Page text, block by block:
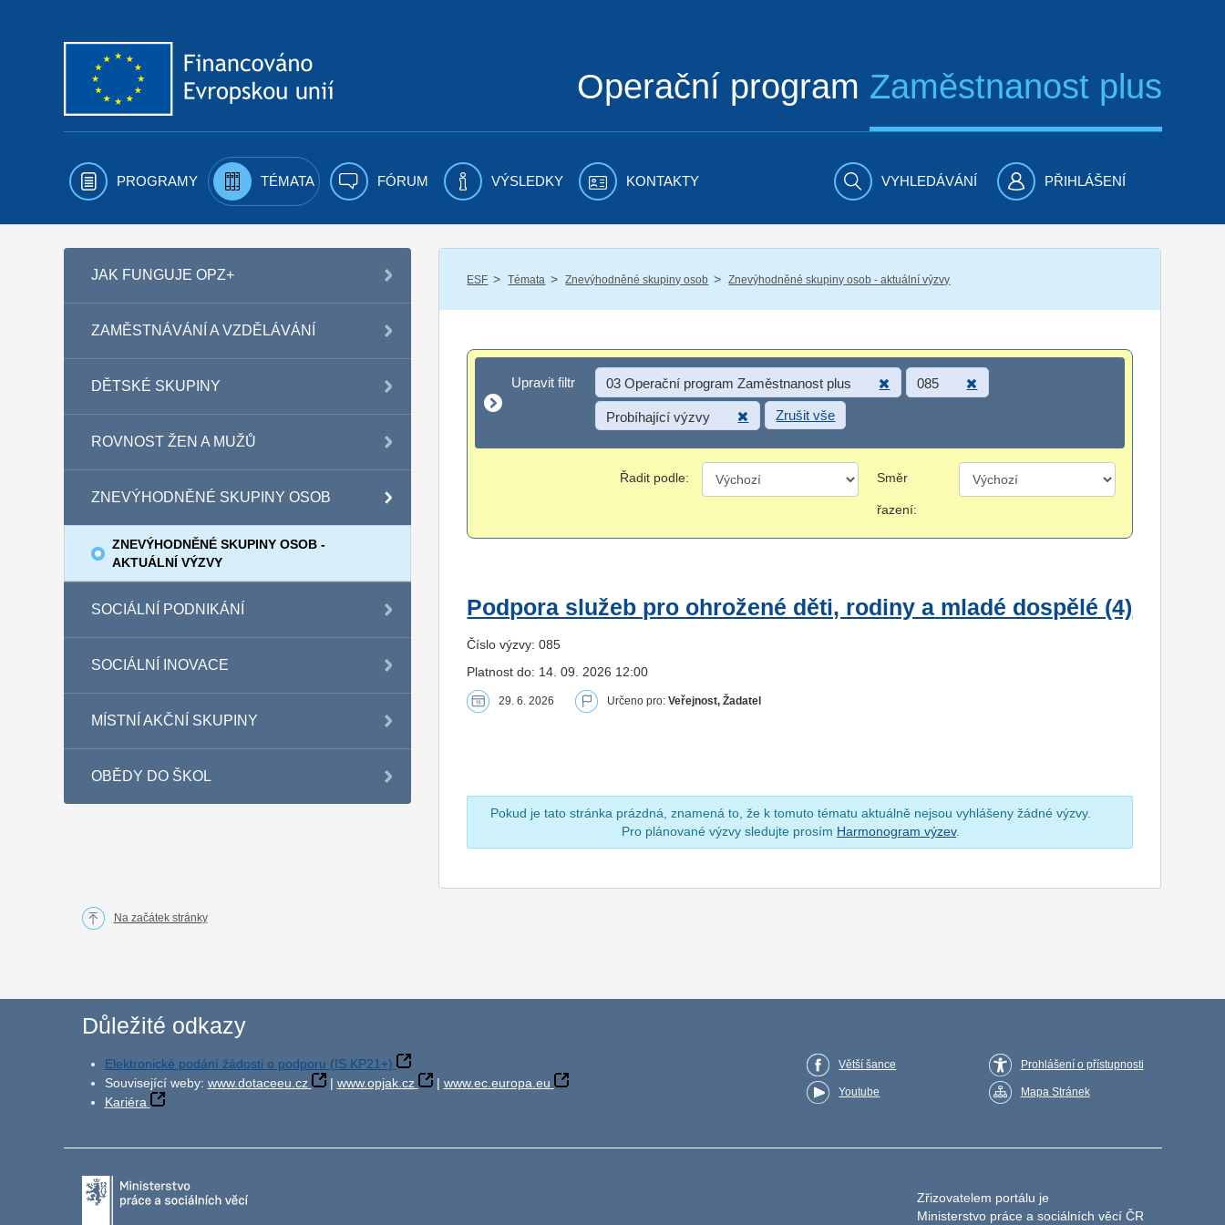
Operační program Zaměstnanost plus
PROGRAMY TÉMATA FÓRUM VÝSLEDKY KONTAKTY VYHLEDÁVÁNÍ PŘIHLÁŠENÍ
JAK FUNGUJE OPZ+
ZAMĚSTNÁVÁNÍ A VZDĚLÁVÁNÍ
DĚTSKÉ SKUPINY
ROVNOST ŽEN A MUŽŮ
ZNEVÝHODNĚNÉ SKUPINY OSOB
ZNEVÝHODNĚNÉ SKUPINY OSOB -
AKTUÁLNÍ VÝZVY
SOCIÁLNÍ PODNIKÁNÍ
SOCIÁLNÍ INOVACE
MÍSTNÍ AKČNÍ SKUPINY
OBĚDY DO ŠKOL
ESF / Témata / Znevýhodněné skupiny osob / Znevýhodněné skupiny osob - aktuální výzvy
Upravit filtr
Upravit filtr 03 Operační program Zaměstnanost plus 085
Probíhající výzvy Zrušit vše
Řadit podle: Směr
řazení:
Podpora služeb pro ohrožené děti, rodiny a mladé dospělé (4)
Číslo výzvy: 085
Platnost do: 14. 09. 2026 12:00
29. 6. 2026 Určeno pro:Veřejnost, Žadatel
Pokud je tato stránka prázdná, znamená to, že k tomuto tématu aktuálně nejsou vyhlášeny žádné výzvy.
Pro plánované výzvy sledujte prosím Harmonogram výzev.
Na začátek stránky
Důležité odkazy
Elektronické podání žádosti o podporu (IS KP21+)
Související weby: www.dotaceeu.cz | www.opjak.cz | www.ec.europa.eu
Kariéra
Větší šance
Youtube
Prohlášení o přístupnosti
Mapa Stránek
Zřizovatelem portálu je
Ministerstvo práce a sociálních věcí ČR